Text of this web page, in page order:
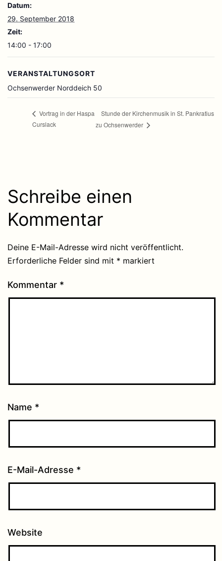
Datum:
29. September 2018
Zeit:
14:00 - 17:00
VERANSTALTUNGSORT
Ochsenwerder Norddeich 50
Vortrag in der Haspa
Curslack
Stunde der Kirchenmusik in St. Pankratius
zu Ochsenwerder
Schreibe einen
Kommentar
Deine E-Mail-Adresse wird nicht veröffentlicht.
Erforderliche Felder sind mit * markiert
Kommentar *
Name *
E-Mail-Adresse *
Website